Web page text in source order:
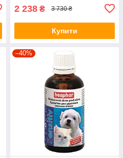
2 238 ₴ 3 730 ₴
Купити
–40%